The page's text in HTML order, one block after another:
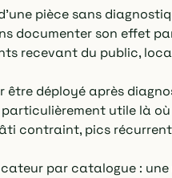
pièce sans
documenter son effet
recevant du public,
être déployé après
particulièrement utile là
contraint, pics
par catalogue : une